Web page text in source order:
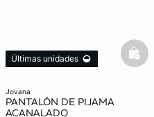
jovana
PANTALÓN DE PIJAMA
ACANALADO
Últimas unidades